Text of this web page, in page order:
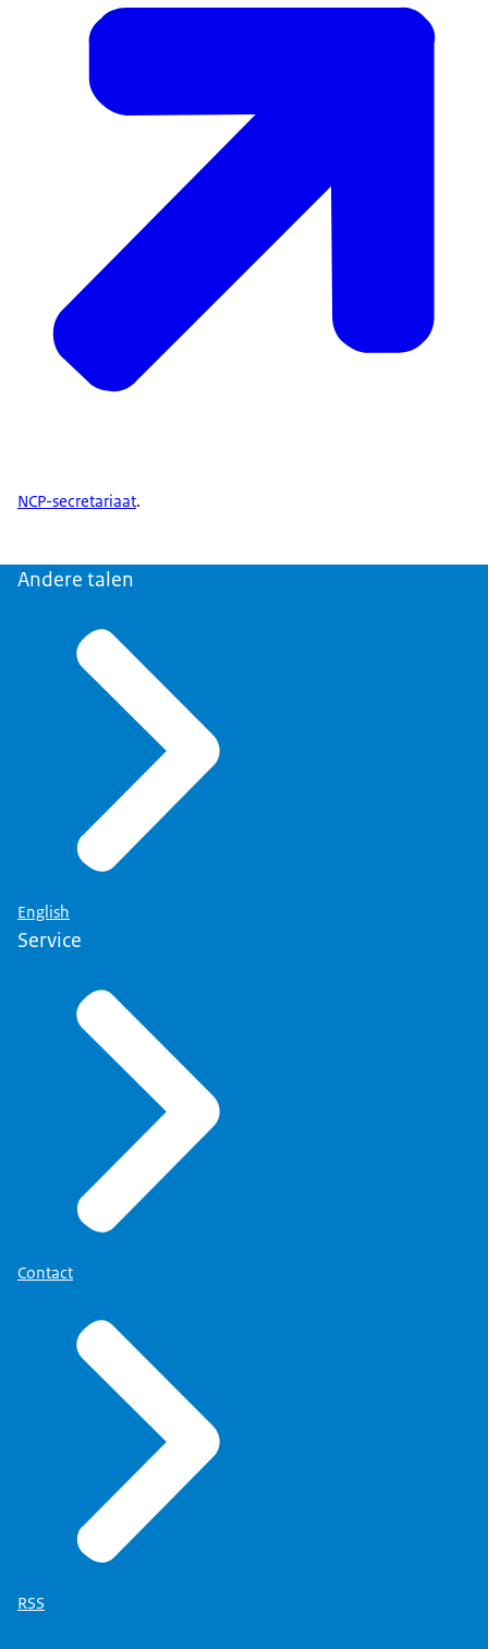
NCP-secretariaat.
Andere talen
English
Service
Contact
RSS